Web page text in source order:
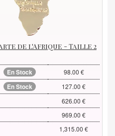
de l'Afrique - Taille 2
En Stock
98.00 €
En Stock
127.00 €
626.00 €
969.00 €
1,315.00 €